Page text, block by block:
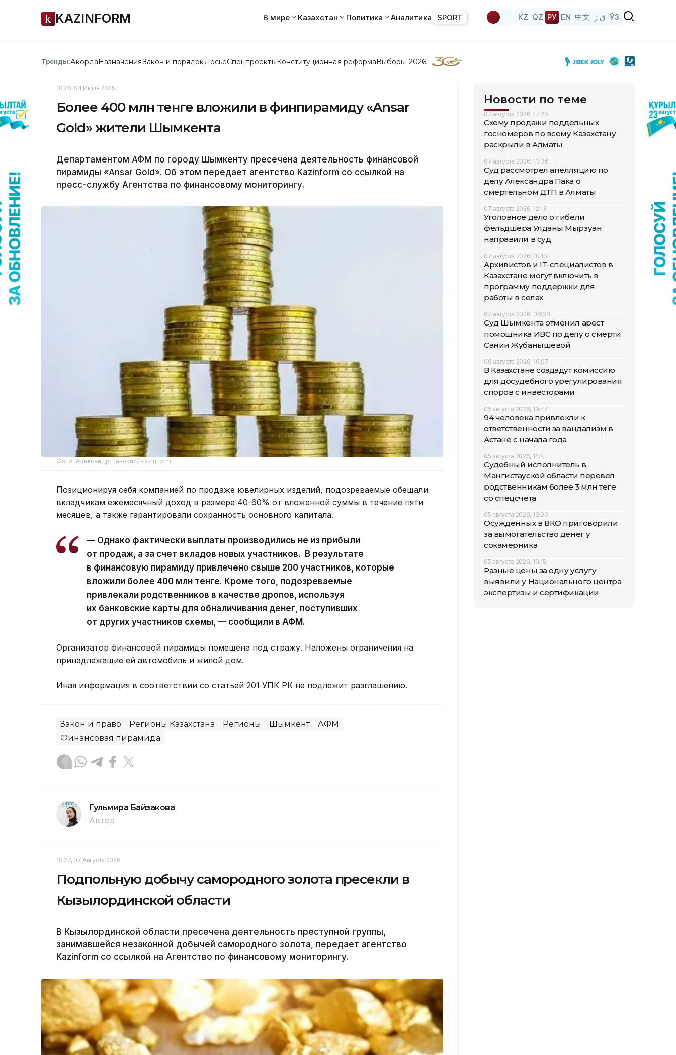
KAZINFORM В мире Казахстан Политика Аналитика SPORT KZ QZ РУ EN 中文 ق ز ЎЗ
Тренды:АкордаНазначенияЗакон и порядок ДосьеСпецпроектыКонституционная реформаВыборы-2026
10:26, 04 Июля 2025
Более 400 млн тенге вложили в финпирамиду «Ansar
Gold» жители Шымкента
Департаментом АФМ по городу Шымкенту пресечена деятельность финансовой
пирамиды «Ansar Gold». Об этом передает агентство Kazinform со ссылкой на
пресс-службу Агентства по финансовому мониторингу.
Фото: Александр Павский/ Kazinform
Позиционируя себя компанией по продаже ювелирных изделий, подозреваемые обещали
вкладчикам ежемесячный доход в размере 40-60% от вложенной суммы в течение пяти
месяцев, а также гарантировали сохранность основного капитала.
— Однако фактически выплаты производились не из прибыли
от продаж, а за счет вкладов новых участников. В результате
в финансовую пирамиду привлечено свыше 200 участников, которые
вложили более 400 млн тенге. Кроме того, подозреваемые
привлекали родственников в качестве дропов, используя
их банковские карты для обналичивания денег, поступивших
от других участников схемы, — сообщили в АФМ.
Организатор финансовой пирамиды помещена под стражу. Наложены ограничения на
принадлежащие ей автомобиль и жилой дом.
Иная информация в соответствии со статьей 201 УПК РК не подлежит разглашению.
Закон и право Регионы Казахстана Регионы Шымкент
АФМ
Финансовая пирамида
Гульмира Байзакова
Автор
10:27, 07 Августа 2026
Подпольную добычу самородного золота пресекли в
Кызылординской области
В Кызылординской области пресечена деятельность преступной группы,
занимавшейся незаконной добычей самородного золота, передает агентство
Kazinform со ссылкой на Агентство по финансовому мониторингу.
Новости по теме
07 августа 2026, 17:20
Схему продажи поддельных
госномеров по всему Казахстану
раскрыли в Алматы
07 августа 2026, 13:36
Суд рассмотрел апелляцию по
делу Александра Пака о
смертельном ДТП в Алматы
07 августа 2026, 12:13
Уголовное дело о гибели
фельдшера Улданы Мырзуан
направили в суд
07 августа 2026, 10:10
Архивистов и IT-специалистов в
Казахстане могут включить в
программу поддержки для
работы в селах
07 августа 2026, 08:33
Суд Шымкента отменил арест
помощника ИВС по делу о смерти
Сании Жубанышевой
06 августа 2026, 16:07
В Казахстане создадут комиссию
для досудебного урегулирования
споров с инвесторами
05 августа 2026, 19:44
94 человека привлекли к
ответственности за вандализм в
Астане с начала года
05 августа 2026, 14:41
Судебный исполнитель в
Мангистауской области перевел
родственникам более 3 млн теңге
со спецсчета
05 августа 2026, 13:00
Осужденных в ВКО приговорили
за вымогательство денег у
сокамерника
05 августа 2026, 10:15
Разные цены за одну услугу
выявили у Национального центра
экспертизы и сертификации